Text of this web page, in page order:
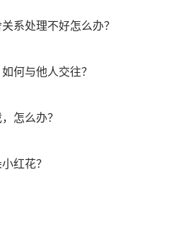
系处理不好怎么办？
何与他人交往？
怎么办？
红花？